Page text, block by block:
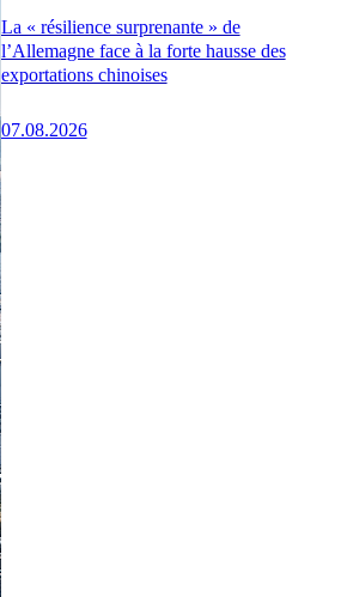
La « résilience surprenante » de
l’Allemagne face à la forte hausse des
exportations chinoises
07.08.2026